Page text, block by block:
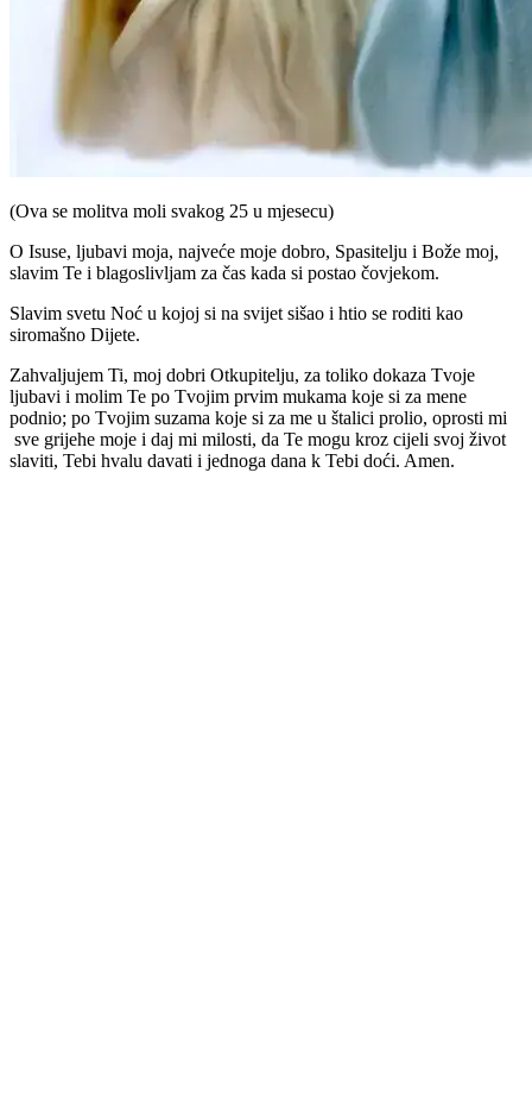
(Ova se molitva moli svakog 25 u mjesecu)
O Isuse, ljubavi moja, najveće moje dobro, Spasitelju i Bože moj,
slavim Te i blagoslivljam za čas kada si postao čovjekom.
Slavim svetu Noć u kojoj si na svijet sišao i htio se roditi kao
siromašno Dijete.
Zahvaljujem Ti, moj dobri Otkupitelju, za toliko dokaza Tvoje
ljubavi i molim Te po Tvojim prvim mukama koje si za mene
podnio; po Tvojim suzama koje si za me u štalici prolio, oprosti mi
sve grijehe moje i daj mi milosti, da Te mogu kroz cijeli svoj život
slaviti, Tebi hvalu davati i jednoga dana k Tebi doći. Amen.